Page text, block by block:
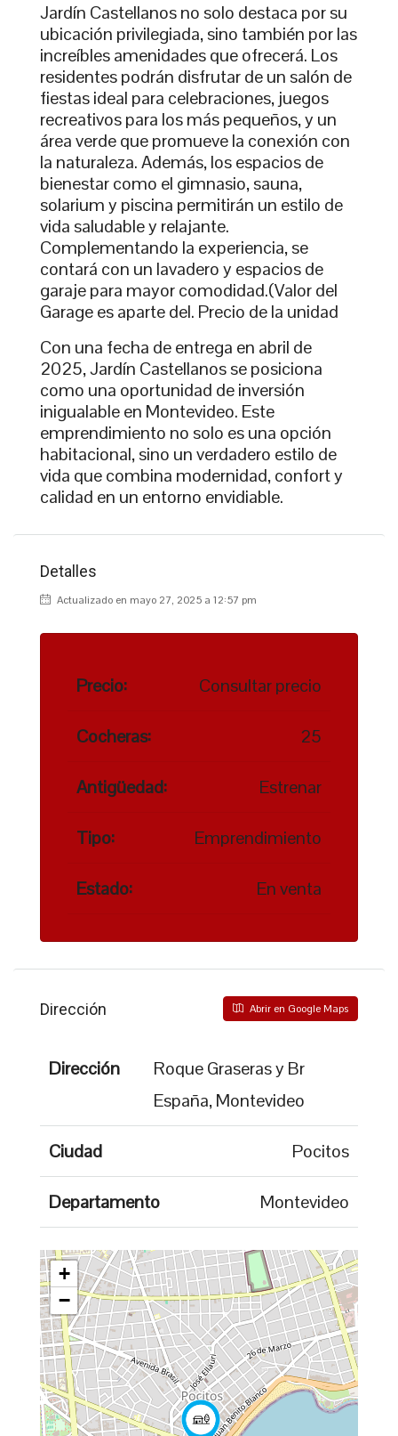
Jardín Castellanos no solo destaca por su
ubicación privilegiada, sino también por las
increíbles amenidades que ofrecerá. Los
residentes podrán disfrutar de un salón de
fiestas ideal para celebraciones, juegos
recreativos para los más pequeños, y un
área verde que promueve la conexión con
la naturaleza. Además, los espacios de
bienestar como el gimnasio, sauna,
solarium y piscina permitirán un estilo de
vida saludable y relajante.
Complementando la experiencia, se
contará con un lavadero y espacios de
garaje para mayor comodidad.(Valor del
Garage es aparte del. Precio de la unidad
Con una fecha de entrega en abril de
2025, Jardín Castellanos se posiciona
como una oportunidad de inversión
inigualable en Montevideo. Este
emprendimiento no solo es una opción
habitacional, sino un verdadero estilo de
vida que combina modernidad, confort y
calidad en un entorno envidiable.
Detalles
Actualizado en mayo 27, 2025 a 12:57 pm
Precio: Consultar precio
Cocheras: 25
Antigüedad: Estrenar
Tipo: Emprendimiento
Estado: En venta
Dirección Abrir en Google Maps
Dirección
Roque Graseras y Br
España, Montevideo
Ciudad Pocitos
Departamento Montevideo
+
−